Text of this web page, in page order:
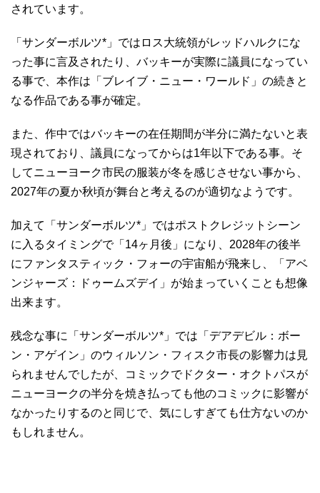
されています。
「サンダーボルツ*」ではロス大統領がレッドハルクにな
った事に言及されたり、バッキーが実際に議員になってい
る事で、本作は「ブレイブ・ニュー・ワールド」の続きと
なる作品である事が確定。
また、作中ではバッキーの在任期間が半分に満たないと表
現されており、議員になってからは1年以下である事。そ
してニューヨーク市民の服装が冬を感じさせない事から、
2027年の夏か秋頃が舞台と考えるのが適切なようです。
加えて「サンダーボルツ*」ではポストクレジットシーン
に入るタイミングで「14ヶ月後」になり、2028年の後半
にファンタスティック・フォーの宇宙船が飛来し、「アベ
ンジャーズ：ドゥームズデイ」が始まっていくことも想像
出来ます。
残念な事に「サンダーボルツ*」では「デアデビル：ボー
ン・アゲイン」のウィルソン・フィスク市長の影響力は見
られませんでしたが、コミックでドクター・オクトパスが
ニューヨークの半分を焼き払っても他のコミックに影響が
なかったりするのと同じで、気にしすぎても仕方ないのか
もしれません。